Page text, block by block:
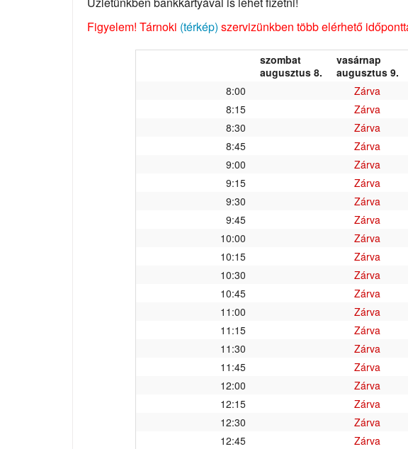
Figyelem! Tárnoki (térkép) szervizünkben több elérhető
szombat
augusztus 8.
vasárnap
augusztus 9.
8:00
Zárva
8:15
Zárva
8:30
Zárva
8:45
Zárva
9:00
Zárva
9:15
Zárva
9:30
Zárva
9:45
Zárva
10:00
Zárva
10:15
Zárva
10:30
Zárva
10:45
Zárva
11:00
Zárva
11:15
Zárva
11:30
Zárva
11:45
Zárva
12:00
Zárva
12:15
Zárva
12:30
Zárva
12:45
Zárva